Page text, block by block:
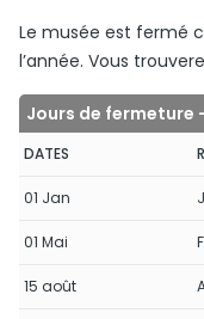
Le musée est fermé
l’année. Vous
Jours de fermeture
DATES
01 Jan
01 Mai
15 août